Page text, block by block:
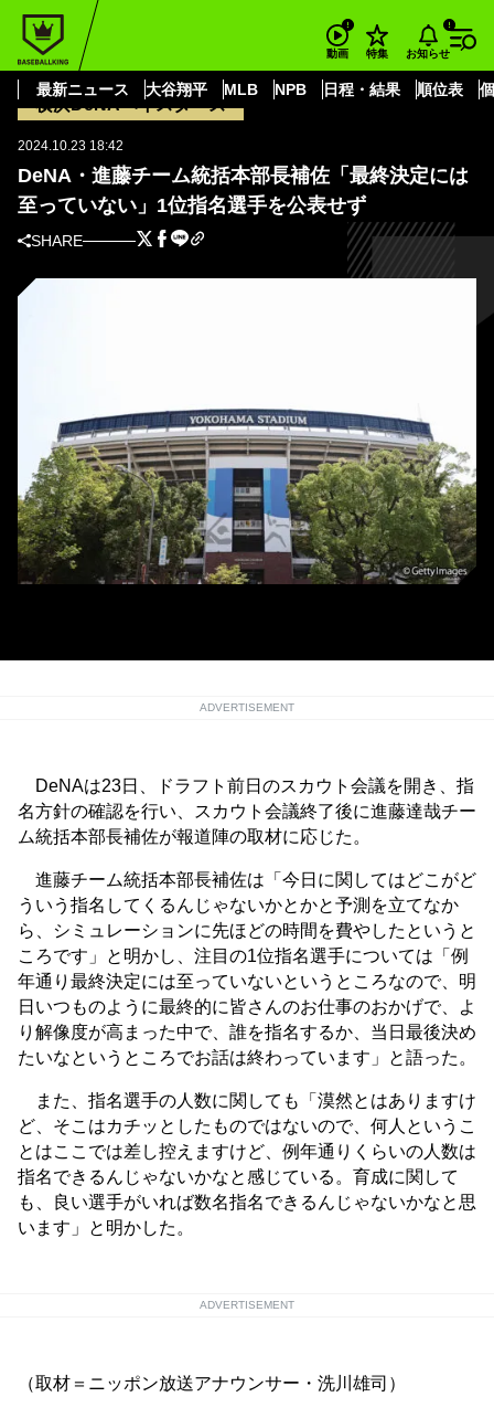
動画 特集 お知らせ
最新ニュース 大谷翔平 MLB NPB 日程・結果 順位表
BASEBALL KING
DeNA・進藤チーム統括本部長補佐「最終決定には至っていない」1位指名選
手を公表せず
横浜DeNAベイスターズ
2024.10.23 18:42
DeNA・進藤チーム統括本部長補佐「最終決定には
至っていない」1位指名選手を公表せず
SHARE
ADVERTISEMENT
DeNAは23日、ドラフト前日のスカウト会議を開き、指
名方針の確認を行い、スカウト会議終了後に進藤達哉チー
ム統括本部長補佐が報道陣の取材に応じた。
進藤チーム統括本部長補佐は「今日に関してはどこがど
ういう指名してくるんじゃないかとかと予測を立てなか
ら、シミュレーションに先ほどの時間を費やしたというと
ころです」と明かし、注目の1位指名選手については「例
年通り最終決定には至っていないというところなので、明
日いつものように最終的に皆さんのお仕事のおかげで、よ
り解像度が高まった中で、誰を指名するか、当日最後決め
たいなというところでお話は終わっています」と語った。
また、指名選手の人数に関しても「漠然とはありますけ
ど、そこはカチッとしたものではないので、何人というこ
とはここでは差し控えますけど、例年通りくらいの人数は
指名できるんじゃないかなと感じている。育成に関して
も、良い選手がいれば数名指名できるんじゃないかなと思
います」と明かした。
ADVERTISEMENT
（取材＝ニッポン放送アナウンサー・洗川雄司）